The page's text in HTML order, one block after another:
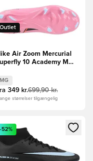
Outlet
Air Zoom Mercurial
10 Academy MG
Sort/Orange
MG
349 kr.699,90 kr.
størrelser tilgængelig
tilmelde dig som
en Modal til at logge
-52%